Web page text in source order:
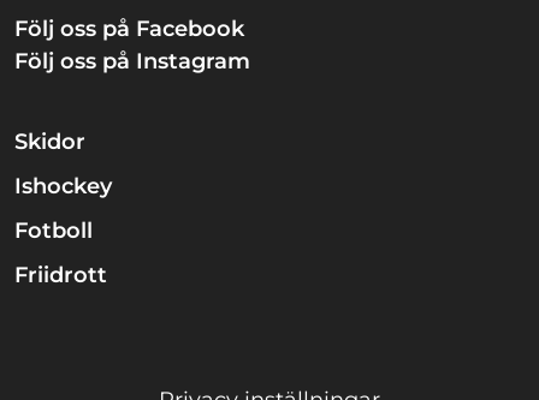
Följ oss på Facebook
Följ oss på Instagram
Skidor
Ishockey
Fotboll
Friidrott